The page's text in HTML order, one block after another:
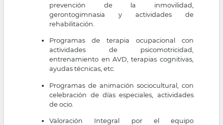
prevención de la inmovilidad,
gerontogimnasia y actividades de
rehabilitación.
Programas de terapia ocupacional con
actividades de psicomotricidad,
entrenamiento en AVD, terapias cognitivas,
ayudas técnicas, etc.
Programas de animación sociocultural, con
celebración de días especiales, actividades
de ocio.
Valoración Integral por el equipo